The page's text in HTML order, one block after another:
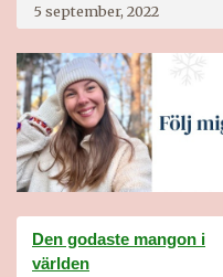
5 september, 2022
Inläggsnavigering
Den godaste mangon i
världen